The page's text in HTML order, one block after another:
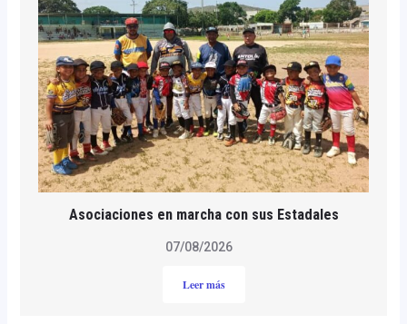
Asociaciones en marcha con sus Estadales
07/08/2026
Leer más